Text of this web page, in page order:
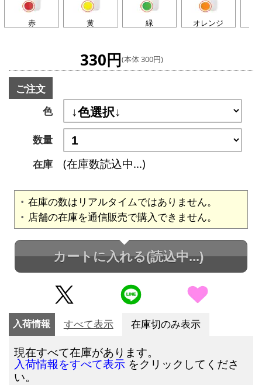
赤 黄 緑 オレンジ
330円(本体 300円)
ご注文
色
数量
在庫
(在庫数読込中...)
在庫の数はリアルタイムではありません。
店舗の在庫を通信販売で購入できません。
カートに入れる(読込中...)
入荷情報 すべて表示 在庫切のみ表示
現在すべて在庫があります。
入荷情報をすべて表示 をクリックしてくださ
い。